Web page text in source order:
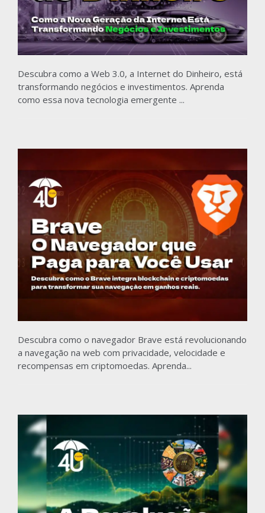
Descubra como a Web 3.0, a Internet do Dinheiro, está
transformando negócios e investimentos. Aprenda
como essa nova tecnologia emergente ...
Descubra como o navegador Brave está revolucionando
a navegação na web com privacidade, velocidade e
recompensas em criptomoedas. Aprenda...